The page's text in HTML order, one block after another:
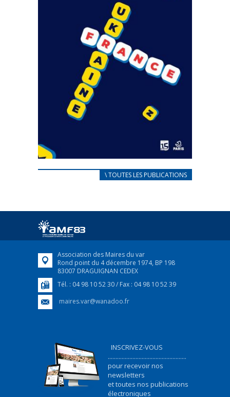
CARNET D’ACCUEIL
Afin d’accompagner au mieux les réfugiés
FEUILLETER
\ TOUTES LES PUBLICATIONS
Association des Maires du var
Rond point du 4 décembre 1974, BP 198
83007 DRAGUIGNAN CEDEX
Tél. : 04 98 10 52 30 / Fax : 04 98 10 52 39
maires.var@wanadoo.fr
INSCRIVEZ-VOUS
...................................................
pour recevoir nos
newsletters
et toutes nos publications
électroniques